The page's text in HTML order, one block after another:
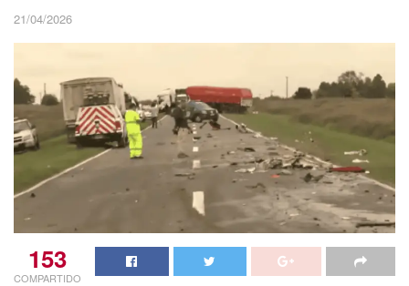
21/04/2026
153
COMPARTIDO